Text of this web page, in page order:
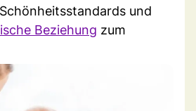
und
Beziehung zum